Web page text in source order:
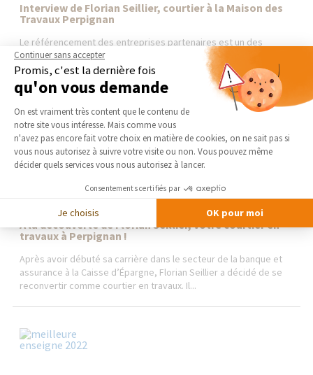
Interview de Florian Seillier, courtier à la Maison des
Travaux Perpignan
Le référencement des entreprises partenaires est un des
fondamentaux de la Maison des Travaux. Florian Seillier, courtier
de la Maison des Travaux de Perpignan, nous explique le
processus de sélection de ses artisans. Florian,...
A la découverte de Florian Seillier, votre courtier en
travaux à Perpignan !
Après avoir débuté sa carrière dans le secteur de la banque et
assurance à la Caisse d’Épargne, Florian Seillier a décidé de se
reconvertir comme courtier en travaux. Il...
Continuer sans accepter
Promis, c'est la dernière fois
qu'on vous demande
Plateforme de Gestion du
On est vraiment très content que le contenu de
notre site vous intéresse. Mais comme vous
n'avez pas encore fait votre choix en matière de cookies, on ne sait pas si
vous nous autorisez à suivre votre visite ou non. Vous pouvez même
décider quels services vous nous autorisez à lancer.
Consentements certifiés par
Je choisis OK pour moi
Axeptio consent